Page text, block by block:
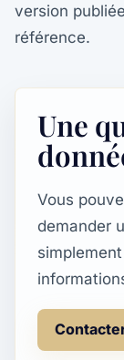
version
référence.
Une
Vous
demander